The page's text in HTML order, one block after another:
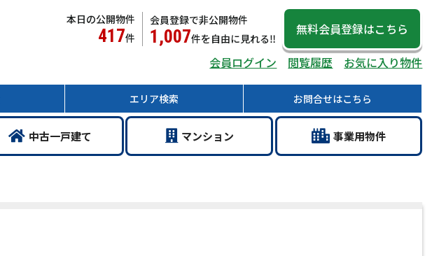
本日の公開物件
417件
会員登録で非公開物件
1,007件を自由に見れる‼
無料会員登録はこちら
会員ログイン
閲覧履歴 お気に入り物件
エリア検索 お問合せはこちら
中古一戸建て マンション 事業用物件